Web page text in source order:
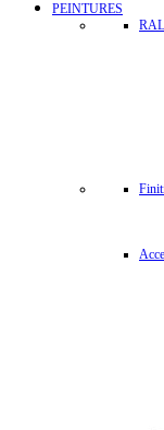
PEINTURES